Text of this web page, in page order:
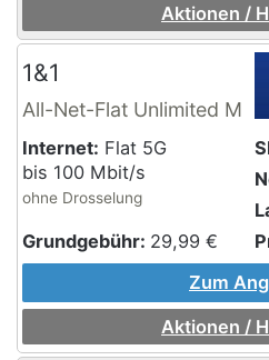
Aktionen /
1&1
All-Net-Flat Unlimited M
Internet: Flat 5G
bis 100 Mbit/s
ohne Drosselung
Grundgebühr: 29,99 €
Zum
Aktionen /